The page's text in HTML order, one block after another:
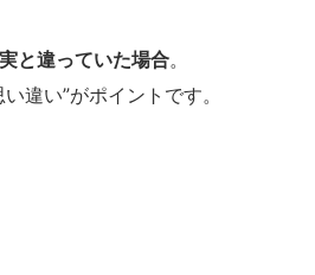
と違っていた場合。
違い”がポイントです。